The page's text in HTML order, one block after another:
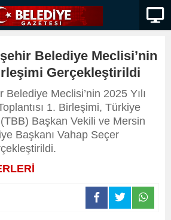
Belediye Meclisi’nin
Gerçekleştirildi
Meclisi’nin 2025 Yılı
1. Birleşimi, Türkiye
Başkan Vekili ve Mersin
Başkanı Vahap Seçer